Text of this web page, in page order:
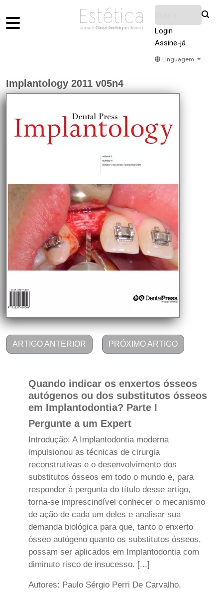
Login
Assine-já
Linguagem
Sobre Nós
Implantology 2011 v05n4
ARTIGO ANTERIOR PRÓXIMO ARTIGO
Quando indicar os enxertos ósseos
autógenos ou dos substitutos ósseos
em Implantodontia? Parte I
Pergunte a um Expert
Introdução: A Implantodontia moderna
impulsionou as técnicas de cirurgia
reconstrutivas e o desenvolvimento dos
substitutos ósseos em todo o mundo e, para
responder à pergunta do título desse artigo,
torna-se imprescindível conhecer o mecanismo
de ação de cada um deles e analisar sua
demanda biológica para que, tanto o enxerto
ósseo autógeno quanto os substitutos ósseos,
possam ser aplicados em Implantodontia com
diminuto risco de insucesso. [...]
Autores: Paulo Sérgio Perri De Carvalho,